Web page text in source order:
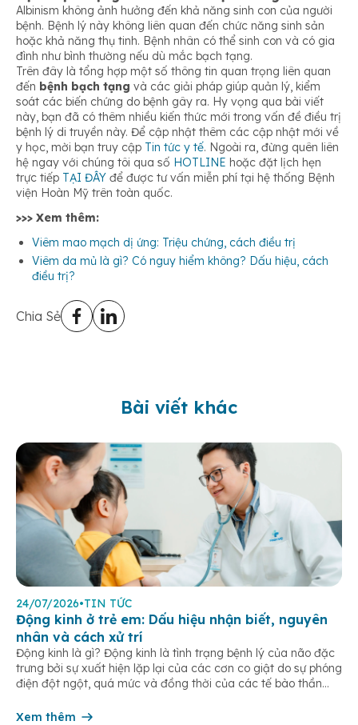
Albinism không ảnh hưởng đến khả năng sinh con của người
bệnh. Bệnh lý này không liên quan đến chức năng sinh sản
hoặc khả năng thụ tinh. Bệnh nhân có thể sinh con và có gia
đình như bình thường nếu dù mắc bạch tạng.
Trên đây là tổng hợp một số thông tin quan trọng liên quan
đến bệnh bạch tạng và các giải pháp giúp quản lý, kiểm
soát các biến chứng do bệnh gây ra. Hy vọng qua bài viết
này, bạn đã có thêm nhiều kiến thức mới trong vấn đề điều trị
bệnh lý di truyền này. Để cập nhật thêm các cập nhật mới về
y học, mời bạn truy cập Tin tức y tế. Ngoài ra, đừng quên liên
hệ ngay với chúng tôi qua số HOTLINE hoặc đặt lịch hẹn
trực tiếp TẠI ĐÂY để được tư vấn miễn phí tại hệ thống Bệnh
viện Hoàn Mỹ trên toàn quốc.
>>> Xem thêm:
Viêm mao mạch dị ứng: Triệu chứng, cách điều trị
Viêm da mủ là gì? Có nguy hiểm không? Dấu hiệu, cách
điều trị?
Chia Sẻ
Bài viết khác
24/07/2026•TIN TỨC
Động kinh ở trẻ em: Dấu hiệu nhận biết, nguyên
nhân và cách xử trí
Động kinh là gì? Động kinh là tình trạng bệnh lý của não đặc
trưng bởi sự xuất hiện lặp lại của các cơn co giật do sự phóng
điện đột ngột, quá mức và đồng thời của các tế bào thần
Xem thêm